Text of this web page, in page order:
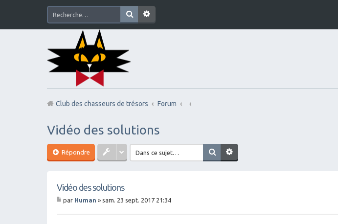
Club des chasseurs de trésors Forum
Vidéo des solutions
Répondre
Vidéo des solutions
par Human » sam. 23 sept. 2017 21:34